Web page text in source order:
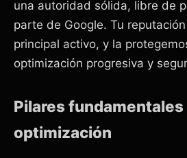
una autoridad sólida, libre de
parte de Google. Tu
principal activo, y la
optimización progresiva y
Pilares
optimización